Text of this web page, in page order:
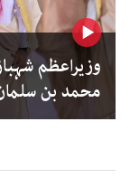
وزیراعظم
محمد بن